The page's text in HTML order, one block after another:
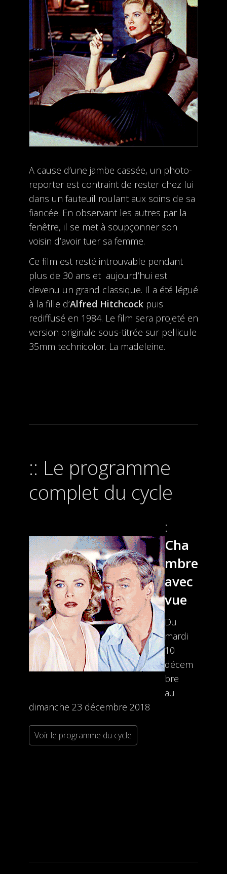
A cause d’une jambe cassée, un photo-
reporter est contraint de rester chez lui
dans un fauteuil roulant aux soins de sa
fiancée. En observant les autres par la
fenêtre, il se met à soupçonner son
voisin d’avoir tuer sa femme.
Ce film est resté introuvable pendant
plus de 30 ans et aujourd’hui est
devenu un grand classique. Il a été légué
à la fille d’Alfred Hitchcockpuis
rediffusé en 1984. Le film sera projeté en
version originale sous-titrée sur pellicule
35mm technicolor. La madeleine.
Le programme
complet du cycle
Cha
mbre
avec
vue
Du
mardi
10
décem
bre
au
dimanche 23 décembre 2018
Voir le programme du cycle